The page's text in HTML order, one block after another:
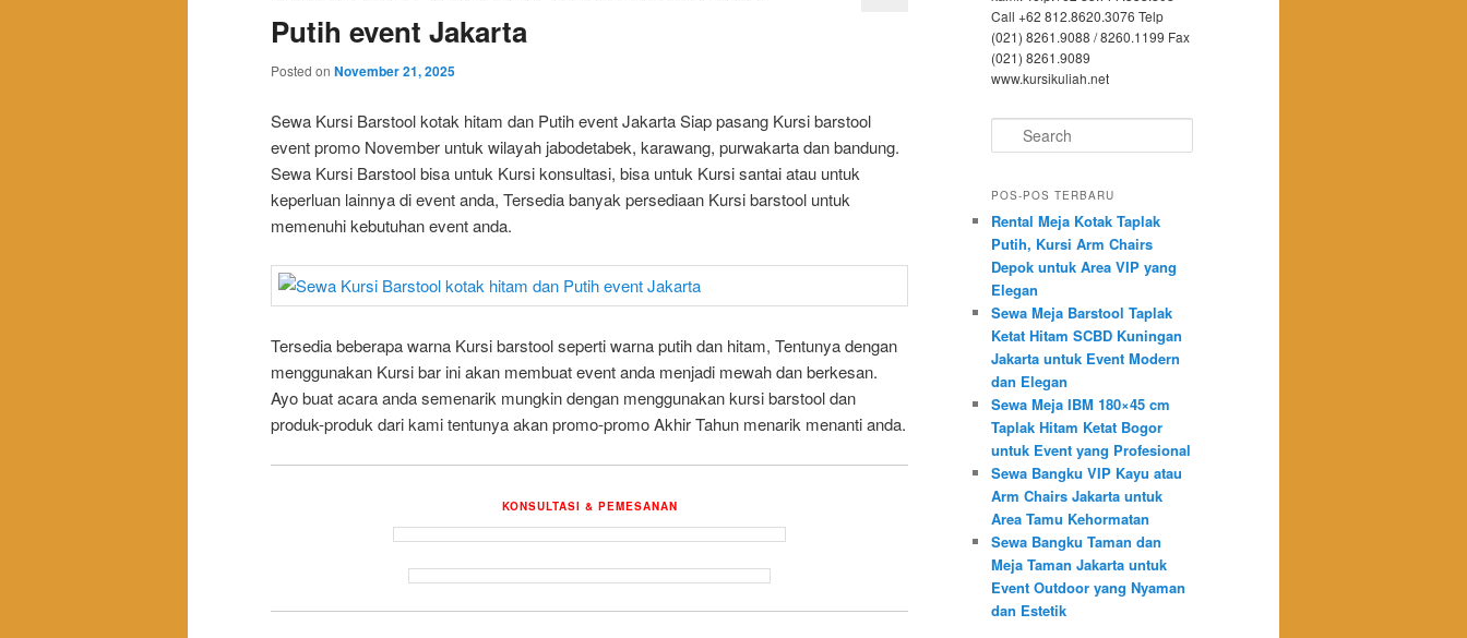
Putih event Jakarta
Posted on November 21, 2025
Sewa Kursi Barstool kotak hitam dan Putih event Jakarta Siap pasang Kursi barstool
event promo November untuk wilayah jabodetabek, karawang, purwakarta dan bandung.
Sewa Kursi Barstool bisa untuk Kursi konsultasi, bisa untuk Kursi santai atau untuk
keperluan lainnya di event anda, Tersedia banyak persediaan Kursi barstool untuk
memenuhi kebutuhan event anda.
Tersedia beberapa warna Kursi barstool seperti warna putih dan hitam, Tentunya dengan
menggunakan Kursi bar ini akan membuat event anda menjadi mewah dan berkesan.
Ayo buat acara anda semenarik mungkin dengan menggunakan kursi barstool dan
produk-produk dari kami tentunya akan promo-promo Akhir Tahun menarik menanti anda.
KONSULTASI & PEMESANAN
Call +62 812.8620.3076 Telp
(021) 8261.9088 / 8260.1199 Fax
(021) 8261.9089
www.kursikuliah.net
Search
POS-POS TERBARU
Rental Meja Kotak Taplak
Putih, Kursi Arm Chairs
Depok untuk Area VIP yang
Elegan
Sewa Meja Barstool Taplak
Ketat Hitam SCBD Kuningan
Jakarta untuk Event Modern
dan Elegan
Sewa Meja IBM 180×45 cm
Taplak Hitam Ketat Bogor
untuk Event yang Profesional
Sewa Bangku VIP Kayu atau
Arm Chairs Jakarta untuk
Area Tamu Kehormatan
Sewa Bangku Taman dan
Meja Taman Jakarta untuk
Event Outdoor yang Nyaman
dan Estetik